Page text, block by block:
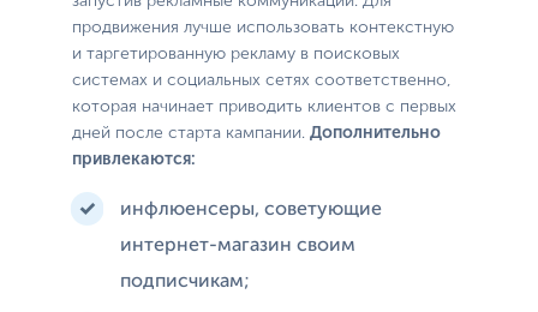
продвижения лучше использовать контекстную
и таргетированную рекламу в поисковых
системах и социальных сетях соответственно,
которая начинает приводить клиентов с первых
дней после старта кампании. Дополнительно
привлекаются:
инфлюенсеры, советующие
интернет-магазин своим
подписчикам;